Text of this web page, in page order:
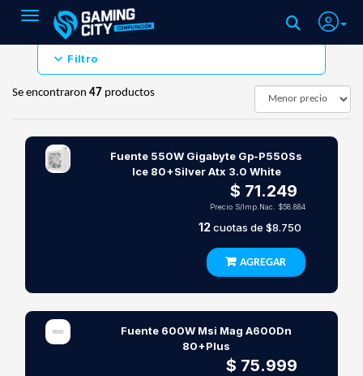
Toggle navigation
Filtro
Se encontraron 47 productos
Fuente 550W Gigabyte Gp-P550Ss
Ice 80+Silver Atx 3.0 White
$ 71.249
Precio S/Imp.Nac. $58.884
12cuotas de $8.750
AGREGAR
Fuente 600W Msi Mag A600Dn
80+Plus
$ 75.999